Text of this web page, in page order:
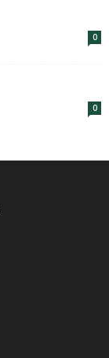
0
0